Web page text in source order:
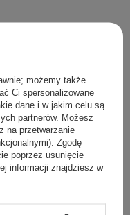
możemy także
Ci spersonalizowane
dane i w jakim celu są
partnerów. Możesz
na przetwarzanie
Zgodę
poprzez usunięcie
informacji znajdziesz w